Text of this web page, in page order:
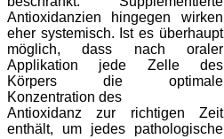
Antioxidanzien hingegen wirken
eher systemisch. Ist es überhaupt
möglich, dass nach oraler
Applikation jede Zelle des
Körpers die optimale
Konzentration des
Antioxidanz zur richtigen Zeit
enthält, um jedes pathologische